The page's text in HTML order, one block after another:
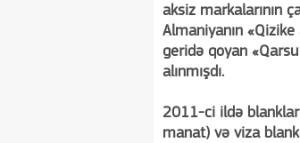
aksiz markalarının
Almaniyanın
geridə qoyan
alınmışdı.
2011-ci ildə
manat) və viza